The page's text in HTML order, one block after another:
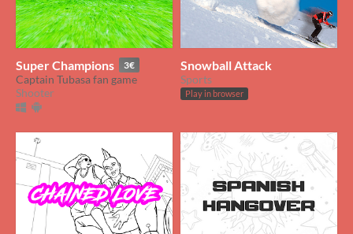
Super Champions 3€
Captain Tubasa fan game
Shooter
Snowball Attack
Sports
Play in browser